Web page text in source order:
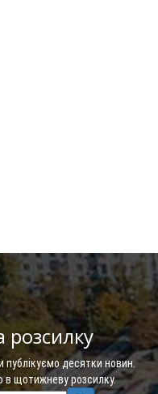
розсилку
десятки новин.
в щотижневу розсилку.